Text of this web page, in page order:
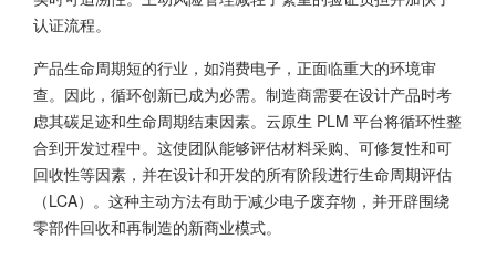
认证流程。
产品生命周期短的行业，如消费电子，正面临重大的环境审
查。因此，循环创新已成为必需。制造商需要在设计产品时考
虑其碳足迹和生命周期结束因素。云原生 PLM 平台将循环性整
合到开发过程中。这使团队能够评估材料采购、可修复性和可
回收性等因素，并在设计和开发的所有阶段进行生命周期评估
（LCA）。这种主动方法有助于减少电子废弃物，并开辟围绕
零部件回收和再制造的新商业模式。